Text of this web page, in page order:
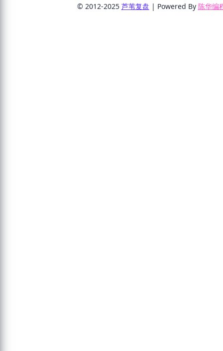
© 2012-2025 芦苇复盘 | Powered By 陈华编